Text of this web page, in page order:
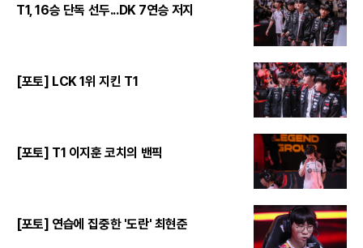
T1, 16승 단독 선두...DK 7연승 저지
[포토] LCK 1위 지킨 T1
[포토] T1 이지훈 코치의 밴픽
[포토] 연습에 집중한 '도란' 최현준